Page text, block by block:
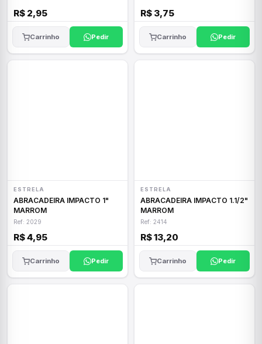
R$ 2,95
Carrinho Pedir
R$ 3,75
Carrinho Pedir
ESTRELA
ABRACADEIRA IMPACTO 1"
MARROM
Ref: 2029
R$ 4,95
Carrinho Pedir
ESTRELA
ABRACADEIRA IMPACTO 1.1/2"
MARROM
Ref: 2414
R$ 13,20
Carrinho Pedir